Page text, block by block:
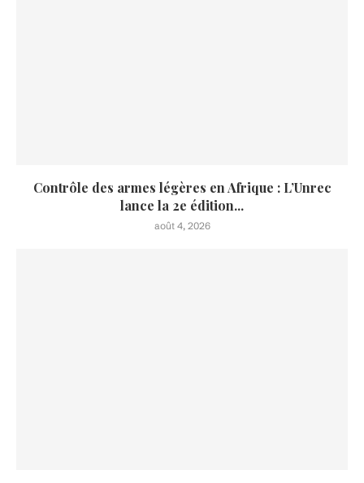
Contrôle des armes légères en Afrique : L’Unrec
lance la 2e édition...
août 4, 2026